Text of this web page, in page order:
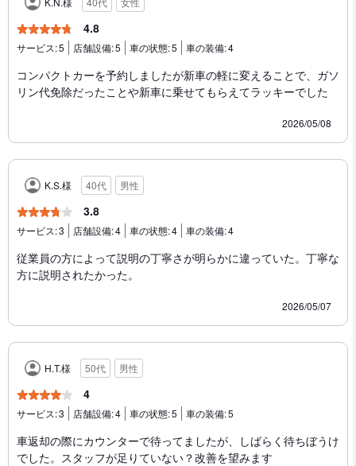
4.8
サービス:5 店舗設備:5 車の状態:5 車の装備:4
コンパクトカーを予約しましたが新車の軽に変えることで、ガソ
リン代免除だったことや新車に乗せてもらえてラッキーでした
2026/05/08
K.S.様 40代 男性
3.8
サービス:3 店舗設備:4 車の状態:4 車の装備:4
従業員の方によって説明の丁寧さが明らかに違っていた。丁寧な
方に説明されたかった。
2026/05/07
H.T.様 50代 男性
4
サービス:3 店舗設備:4 車の状態:5 車の装備:5
車返却の際にカウンターで待ってましたが、しばらく待ちぼうけ
でした。スタッフが足りていない？改善を望みます